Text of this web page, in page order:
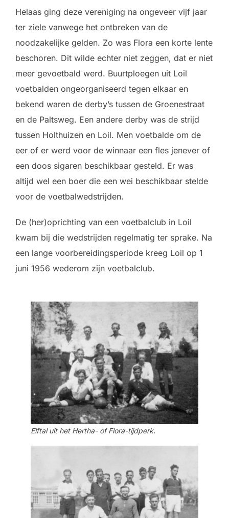
Helaas ging deze vereniging na ongeveer vijf jaar
ter ziele vanwege het ontbreken van de
noodzakelijke gelden. Zo was Flora een korte lente
beschoren. Dit wilde echter niet zeggen, dat er niet
meer gevoetbald werd. Buurtploegen uit Loil
voetbalden ongeorganiseerd tegen elkaar en
bekend waren de derby’s tussen de Groenestraat
en de Paltsweg. Een andere derby was de strijd
tussen Holthuizen en Loil. Men voetbalde om de
eer of er werd voor de winnaar een fles jenever of
een doos sigaren beschikbaar gesteld. Er was
altijd wel een boer die een wei beschikbaar stelde
voor de voetbalwedstrijden.
De (her)oprichting van een voetbalclub in Loil
kwam bij die wedstrijden regelmatig ter sprake. Na
een lange voorbereidingsperiode kreeg Loil op 1
juni 1956 wederom zijn voetbalclub.
Elftal uit het Hertha- of Flora-tijdperk.